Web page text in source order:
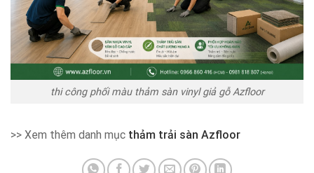
thi công phối màu thảm sàn vinyl giả gỗ Azfloor
>> Xem thêm danh mục thảm trải sàn Azfloor